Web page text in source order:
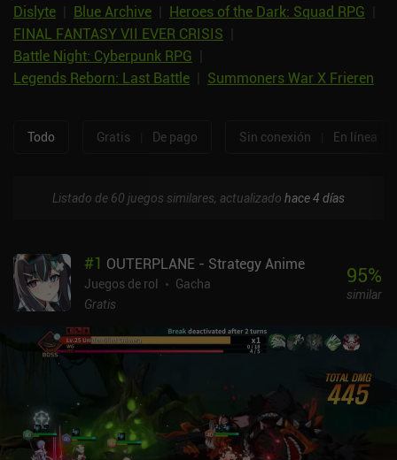
Dislyte
Blue Archive Heroes of the Dark: Squad RPG
FINAL FANTASY VII EVER CRISIS
Battle Night: Cyberpunk RPG
Legends Reborn: Last Battle
Summoners War X Frieren
Todo Gratis De pago Sin conexión En línea
Listado de 60 juegos similares, actualizado hace 4 días
#1 OUTERPLANE - Strategy Anime
Juegos de rol
Gacha
Gratis
95%
similar